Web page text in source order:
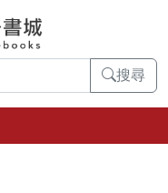
搜尋